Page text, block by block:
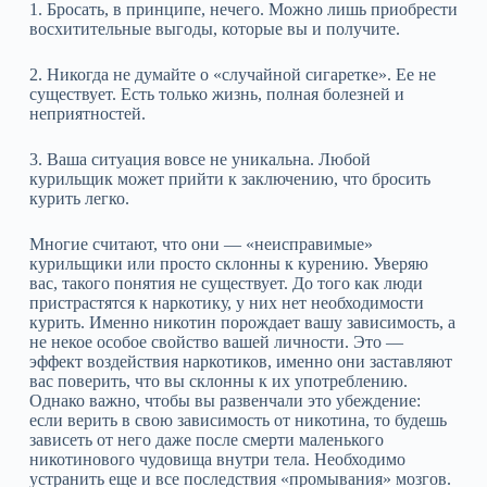
1. Бросать, в принципе, нечего. Можно лишь приобрести
восхитительные выгоды, которые вы и получите.
2. Никогда не думайте о «случайной сигаретке». Ее не
существует. Есть только жизнь, полная болезней и
неприятностей.
3. Ваша ситуация вовсе не уникальна. Любой
курильщик может прийти к заключению, что бросить
курить легко.
Многие считают, что они — «неисправимые»
курильщики или просто склонны к курению. Уверяю
вас, такого понятия не существует. До того как люди
пристрастятся к наркотику, у них нет необходимости
курить. Именно никотин порождает вашу зависимость, а
не некое особое свойство вашей личности. Это —
эффект воздействия наркотиков, именно они заставляют
вас поверить, что вы склонны к их употреблению.
Однако важно, чтобы вы развенчали это убеждение:
если верить в свою зависимость от никотина, то будешь
зависеть от него даже после смерти маленького
никотинового чудовища внутри тела. Необходимо
устранить еще и все последствия «промывания» мозгов.